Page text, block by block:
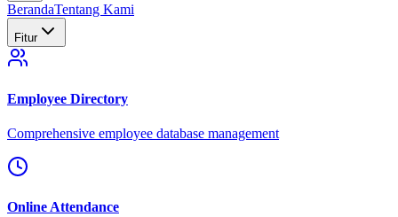
BerandaTentang Kami
Fitur
Employee Directory
Comprehensive employee database management
Online Attendance